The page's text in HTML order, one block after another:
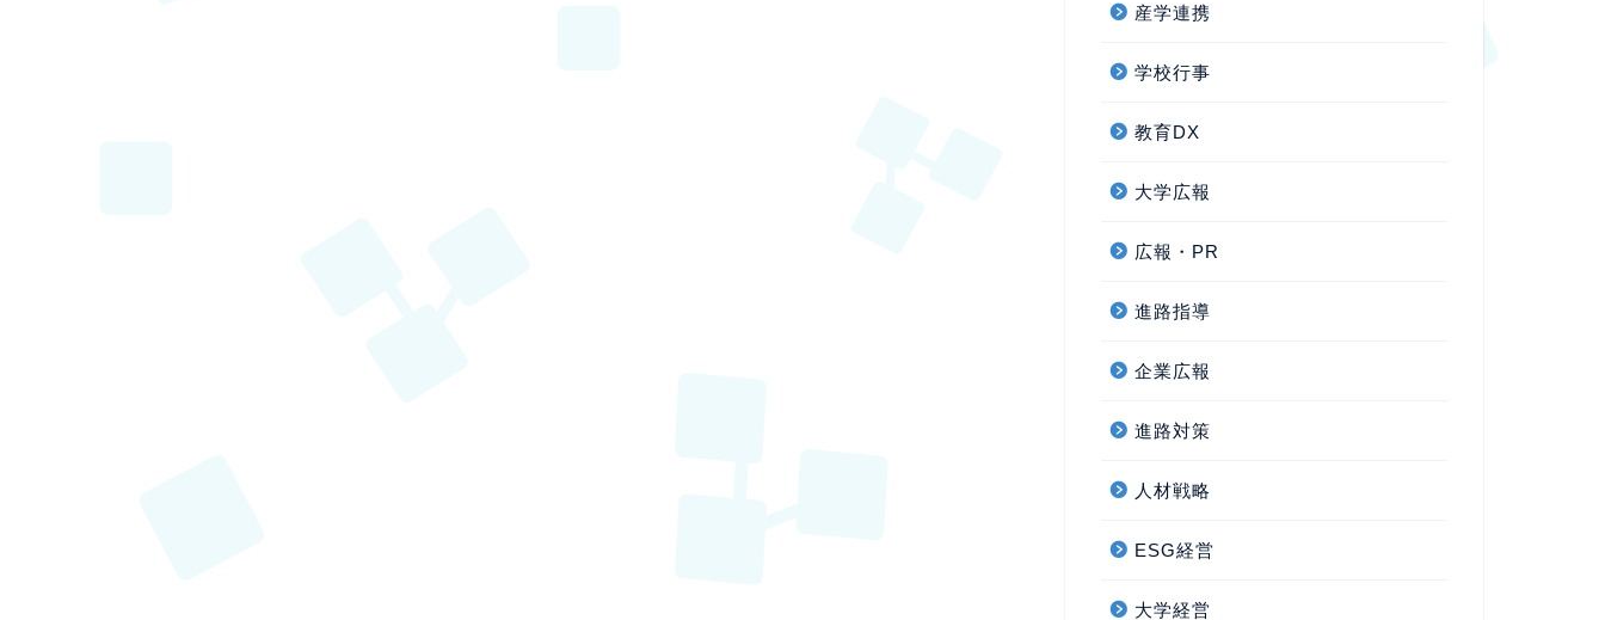
産学連携
学校行事
教育DX
大学広報
広報・PR
進路指導
企業広報
進路対策
人材戦略
ESG経営
大学経営